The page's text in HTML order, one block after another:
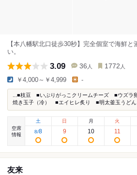
【本八幡駅北口徒歩30秒】完全個室で海鮮と
い。
3.09 36 人 1772 人
￥4,000～￥4,999 -
...■枝豆 ■いぶりがっこクリームチーズ ■ウズラ
焼き玉子（冷） ■エイヒレ炙り ■明太釜玉うど
空席
情報
土
8/8
日
9
月
10
火
11
友来